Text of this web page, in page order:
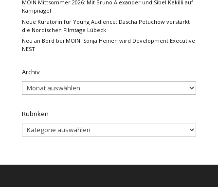
MOIN Mittsommer 2026: Mit Bruno Alexander und Sibel Kekilli auf
Kampnagel
Neue Kuratorin für Young Audience: Dascha Petuchow verstärkt
die Nordischen Filmtage Lübeck
Neu an Bord bei MOIN: Sonja Heinen wird Development Executive
NEST
Archiv
Archiv
Rubriken
Rubriken